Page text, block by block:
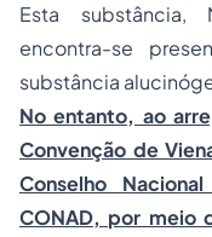
Esta substância,
encontra-se
substância
No entanto, ao
Convenção de
Conselho
CONAD, por meio